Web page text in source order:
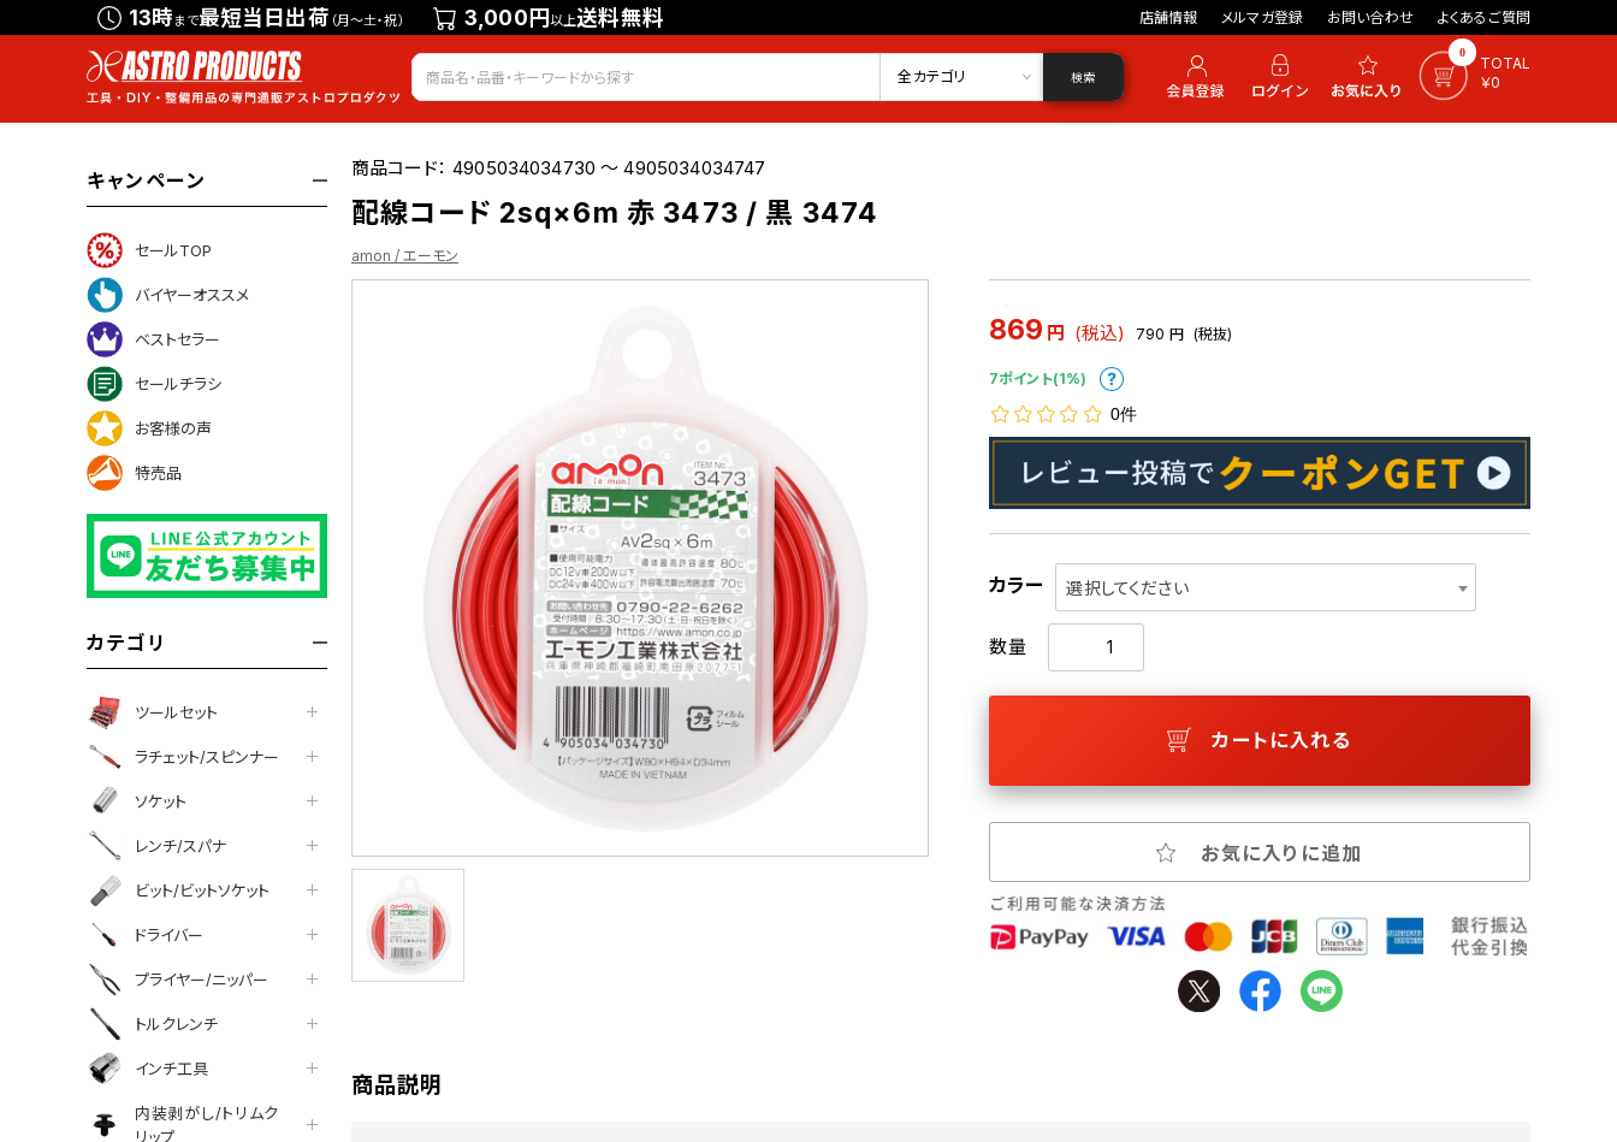
13時まで最短当日出荷 （月～土・祝） 3,000円以上送料無料 店舗情報 メルマガ登録 お問い合わせ よくあるご質問
会員登録 ログイン お気に入り 0
TOTAL
￥0
全カテゴリ 検索
キャンペーン
セールTOP
バイヤーオススメ
ベストセラー
セールチラシ
お客様の声
特売品
カテゴリ
ツールセット
ラチェット/スピンナー
ソケット
レンチ/スパナ
ビット/ビットソケット
ドライバー
プライヤー/ニッパー
トルクレンチ
インチ工具
内装剥がし/トリムク
リップ
商品コード：4905034034730 ～ 4905034034747
配線コード 2sq×6m 赤 3473 / 黒 3474
amon / エーモン
869 円 (税込) 790 円 (税抜)
7ポイント(1%)
0件
カラー 選択してください
数量
カートに入れる
お気に入りに追加
facebook
line
商品説明